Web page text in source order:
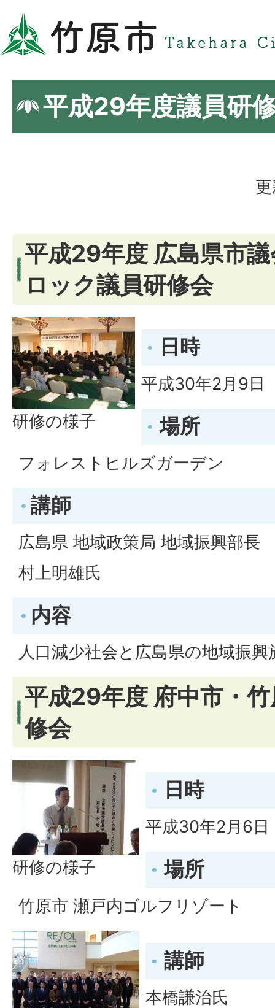
平成29年度議員研
平成29年度 広島県市
ロック議員研修会
研修の様子
日時
平成30年2月9日
場所
フォレストヒルズガーデン
講師
広島県 地域政策局 地域振興部長
村上明雄氏
内容
人口減少社会と広島県の地域振興
平成29年度 府中市・
修会
研修の様子
日時
平成30年2月6日
場所
竹原市 瀬戸内ゴルフリゾート
講師
本橋謙治氏